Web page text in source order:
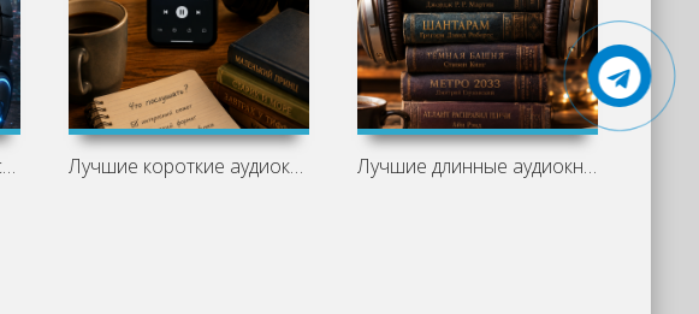
Аудиокниги фантастика слушать онлайн — Лучшие короткие аудиокниги: что Лучшие длинные аудиокниги: что слушать